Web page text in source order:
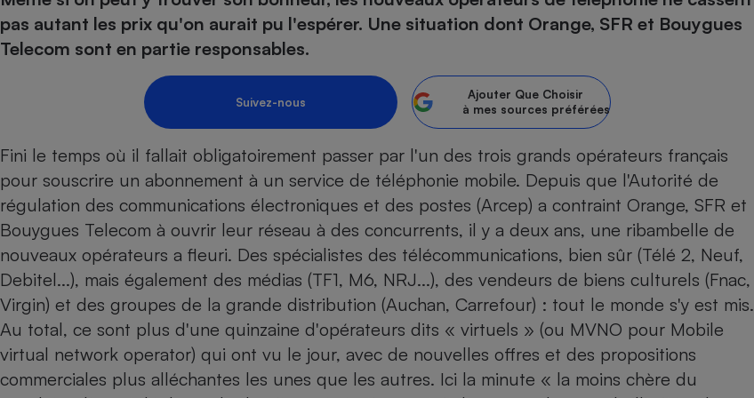
pas autant les prix qu'on aurait pu l'espérer. Une situation dont Orange, SFR et Bouygues
Telecom sont en partie responsables.
Suivez-nous
Ajouter Que Choisir
à mes sources préférées
Fini le temps où il fallait obligatoirement passer par l'un des trois grands opérateurs français
pour souscrire un abonnement à un service de téléphonie mobile. Depuis que l'Autorité de
régulation des communications électroniques et des postes (Arcep) a contraint Orange, SFR et
Bouygues Telecom à ouvrir leur réseau à des concurrents, il y a deux ans, une ribambelle de
nouveaux opérateurs a fleuri. Des spécialistes des télécommunications, bien sûr (Télé 2, Neuf,
Debitel...), mais également des médias (TF1, M6, NRJ...), des vendeurs de biens culturels (Fnac,
Virgin) et des groupes de la grande distribution (Auchan, Carrefour) : tout le monde s'y est mis.
Au total, ce sont plus d'une quinzaine d'opérateurs dits « virtuels » (ou MVNO pour Mobile
virtual network operator) qui ont vu le jour, avec de nouvelles offres et des propositions
commerciales plus alléchantes les unes que les autres. Ici la minute « la moins chère du
Nutrition
Produit alimentaire
Supermarché - Drive
Circuits courts et
alimentation locale
Banque - Crédit
Mutuelle Banque en ligne
Assurance auto
Carburant
Contrôle technique - Réparation
Pièce détachée
Moto
Comparateur auto
Supermarché - Drive
Comparatif réfrigérateur-congélateur
Comparatif plaque à induction
Comparatif hotte aspirante
Comparatif climatiseur mobile
Comparatif aspirateur balai
Comparatif aspirateur traîneau
Comparatif cafetière automatique
Comparatif robot cuiseur
Comparatif centrale vapeur
Électricité - Gaz
Panneaux
photovoltaïques
Comparatif casque audio
Comparatif barre de son
Comparatif imprimante multifonction
Comparatif ordinateur portable
Comparatif ultrabook
Comparatif tablette tactile
Image et son
Informatique
Comparatif tondeuse robot
Comparatif poêle à granulés
Comparatif radiateur électrique
Aménagement
Bricolage - Jardinage
Chauffage
Produit d'entretien
Sécurité domestique
Comparateur des devis d’opticiens
Hygiène - Beauté
Maladie - Médecine - Médicament
Système de santé - Complémentaire santé
Maison de retraite
Puériculture - Produit
pour bébé
Choisir son fioul
Choisir son pellet
Comparateur assurance emprunteur
Energie Moins Chère Ensemble
Tous les comparateurs
Toutes les cartes interactives
Speedtest - Testez le débit de votre
connexion Internet
nous ?